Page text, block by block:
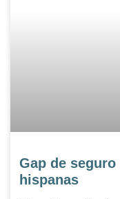
Gap de
hispanas